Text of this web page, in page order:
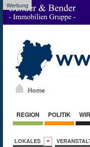
Werbung
Home
REGION POLITIK
LOKALES